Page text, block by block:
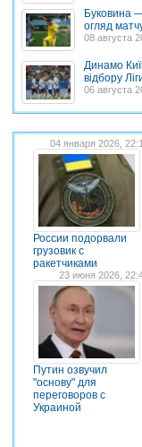
Буковина
огляд
08 августа
Динамо
відбору
06 августа
04 января 2026,
России подорвали
грузовик с
ракетчиками
23 июня 2026,
Путин озвучил
"основу" для
переговоров с
Украиной